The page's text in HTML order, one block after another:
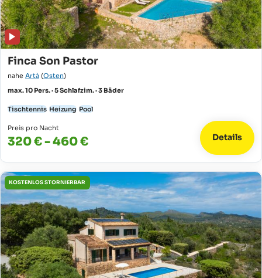
Finca Son Pastor
nahe Artà (Osten)
max. 10 Pers. · 5 Schlafzim. · 3 Bäder
Tischtennis Heizung Pool
Preis pro Nacht
320 € - 460 € Details
KOSTENLOS STORNIERBAR